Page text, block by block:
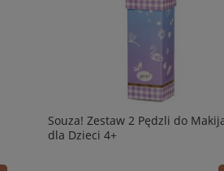
Souza! Zestaw 2 Pędzli do
dla Dzieci 4+